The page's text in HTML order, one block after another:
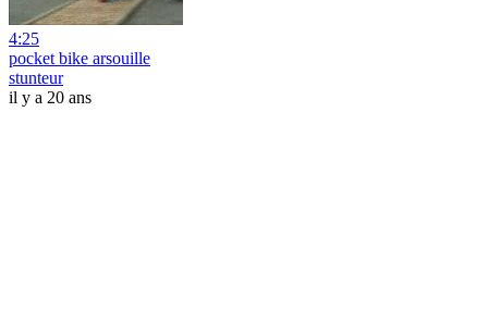
4:25
pocket bike arsouille
stunteur
il y a 20 ans